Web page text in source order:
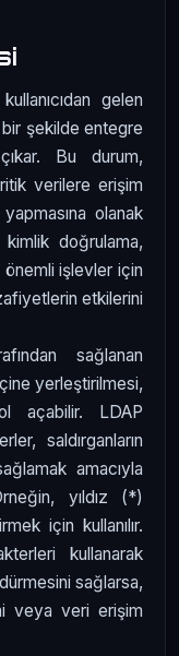
gelen
şekilde entegre
Bu durum,
verilere erişim
olanak
doğrulama,
işlevler için
etkilerini
sağlanan
yerleştirilmesi,
açabilir. LDAP
saldırganların
amacıyla
yıldız (*)
için kullanılır.
kullanarak
sağlarsa,
veya veri erişim